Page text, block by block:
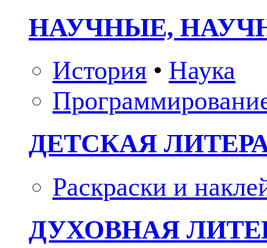
НАУЧНЫЕ,
История • Наука
ДЕТСКАЯ
Раскраски и
ДУХОВНАЯ